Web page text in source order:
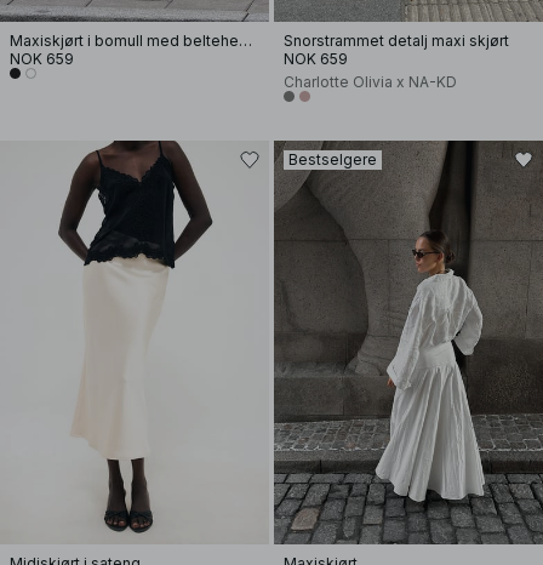
Maxiskjørt i bomull med beltehemper
NOK 659
Snorstrammet detalj maxi skjørt
NOK 659
Charlotte Olivia x NA-KD
Bestselgere